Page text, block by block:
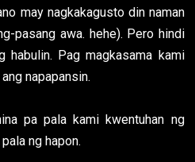
may nagkakagusto din naman
pasang awa. hehe). Pero hindi
habulin. Pag magkasama kami
napapansin.
pa pala kami kwentuhan ng
ng hapon.